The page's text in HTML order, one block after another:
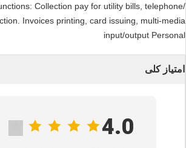
Collection pay for utility bills, telephone/
Invoices printing, card issuing, multi-media
input/output Personal
امتیاز کلی
4.0